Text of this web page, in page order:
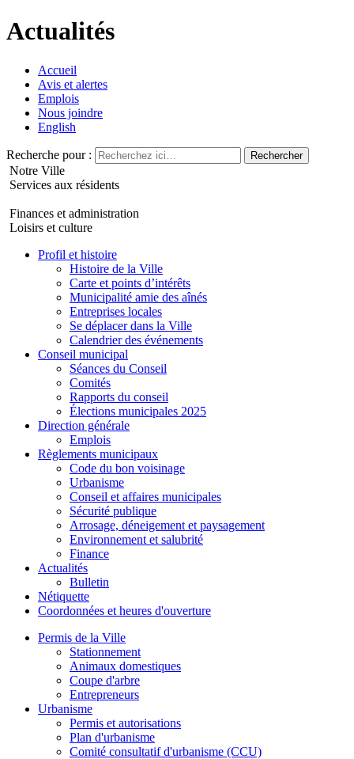
Actualités
Accueil
Avis et alertes
Emplois
Nous joindre
English
Recherche pour :
Notre Ville
Services aux résidents
Finances et administration
Loisirs et culture
Profil et histoire
Histoire de la Ville
Carte et points d’intérêts
Municipalité amie des aînés
Entreprises locales
Se déplacer dans la Ville
Calendrier des événements
Conseil municipal
Séances du Conseil
Comités
Rapports du conseil
Élections municipales 2025
Direction générale
Emplois
Règlements municipaux
Code du bon voisinage
Urbanisme
Conseil et affaires municipales
Sécurité publique
Arrosage, déneigement et paysagement
Environnement et salubrité
Finance
Actualités
Bulletin
Nétiquette
Coordonnées et heures d'ouverture
Permis de la Ville
Stationnement
Animaux domestiques
Coupe d'arbre
Entrepreneurs
Urbanisme
Permis et autorisations
Plan d'urbanisme
Comité consultatif d'urbanisme (CCU)